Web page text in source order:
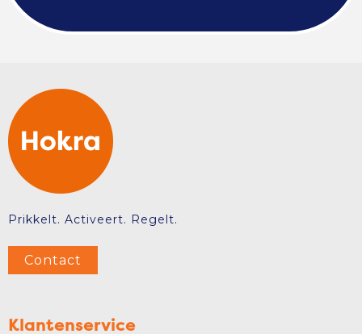
Prikkelt. Activeert. Regelt.
Contact
Klantenservice